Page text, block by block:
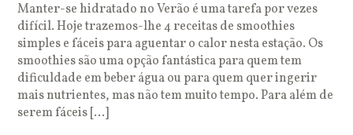
Manter-se hidratado no Verão é uma tarefa por vezes
difícil. Hoje trazemos-lhe 4 receitas de smoothies
simples e fáceis para aguentar o calor nesta estação. Os
smoothies são uma opção fantástica para quem tem
dificuldade em beber água ou para quem quer ingerir
mais nutrientes, mas não tem muito tempo. Para além de
serem fáceis […]